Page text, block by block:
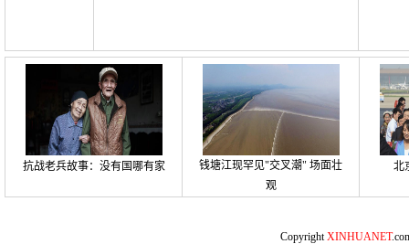
抗战老兵故事：没有国哪有家
钱塘江现罕见"交叉潮" 场面壮
观
北
CopyrightXINHUANET